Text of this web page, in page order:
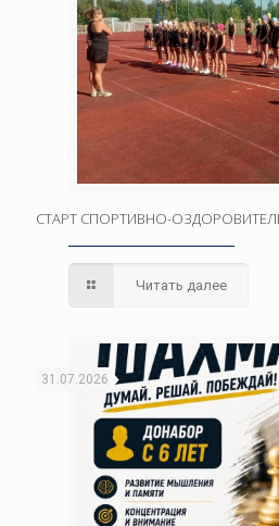
СТАРТ СПОРТИВНО-
Читать далее
31.07.2026